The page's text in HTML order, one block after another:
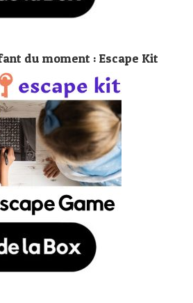
du moment : Escape Kit